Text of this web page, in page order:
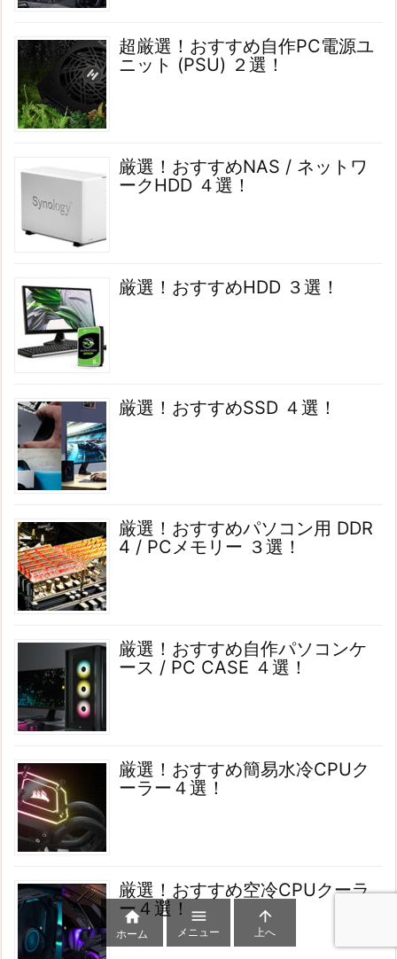
超厳選！おすすめ自作PC電源ユ
ニット (PSU) ２選！
厳選！おすすめNAS / ネットワ
ークHDD ４選！
厳選！おすすめHDD ３選！
厳選！おすすめSSD ４選！
厳選！おすすめパソコン用 DDR
4 / PCメモリー ３選！
厳選！おすすめ自作パソコンケ
ース / PC CASE ４選！
厳選！おすすめ簡易水冷CPUク
ーラー４選！
厳選！おすすめ空冷CPUクーラ
ー４選！

ホーム

メニュー

上へ